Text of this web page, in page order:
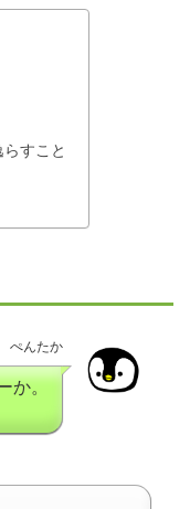
すこと
ぺんたか
か。